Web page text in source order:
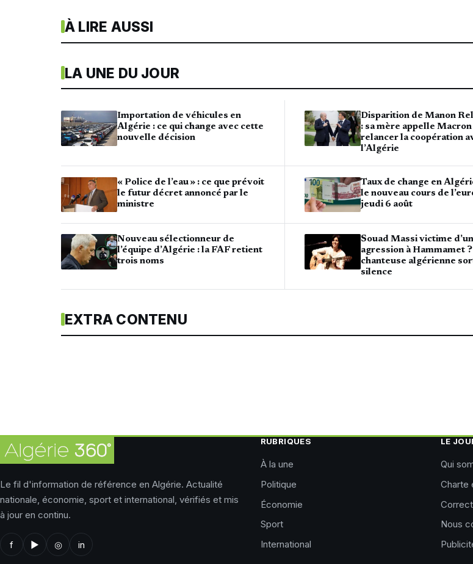
À LIRE AUSSI
LA UNE DU JOUR
Importation de véhicules en
Algérie : ce qui change avec cette
nouvelle décision
« Police de l’eau » : ce que prévoit
le futur décret annoncé par le
ministre
Nouveau sélectionneur de
l’équipe d’Algérie : la FAF retient
trois noms
Disparition de Manon
: sa mère appelle Macron
relancer la coopération
l’Algérie
Taux de change en
le nouveau cours de
jeudi 6 août
Souad Massi victime
agression à Hammamet
chanteuse algérienne
silence
EXTRA CONTENU
Le fil d'information de référence en Algérie. Actualité
nationale, économie, sport et international, vérifiés et mis
à jour en continu.
f ▶ ◎ in
RUBRIQUES
À la une
Politique
Économie
Sport
International
LE
Qui
Charte
Nous